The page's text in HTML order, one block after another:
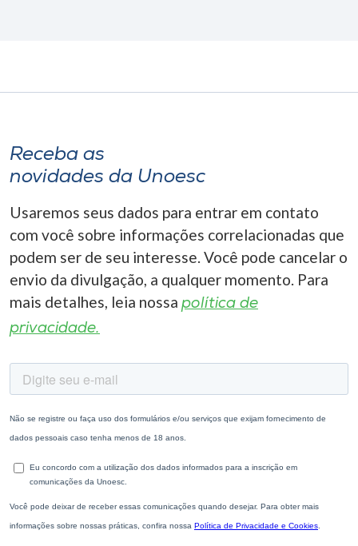
Receba as
novidades da Unoesc
Usaremos seus dados para entrar em contato
com você sobre informações correlacionadas que
podem ser de seu interesse. Você pode cancelar o
envio da divulgação, a qualquer momento. Para
mais detalhes, leia nossa política de
privacidade.